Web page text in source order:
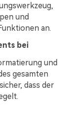
und
an.
bei
und
gesamten
dass der